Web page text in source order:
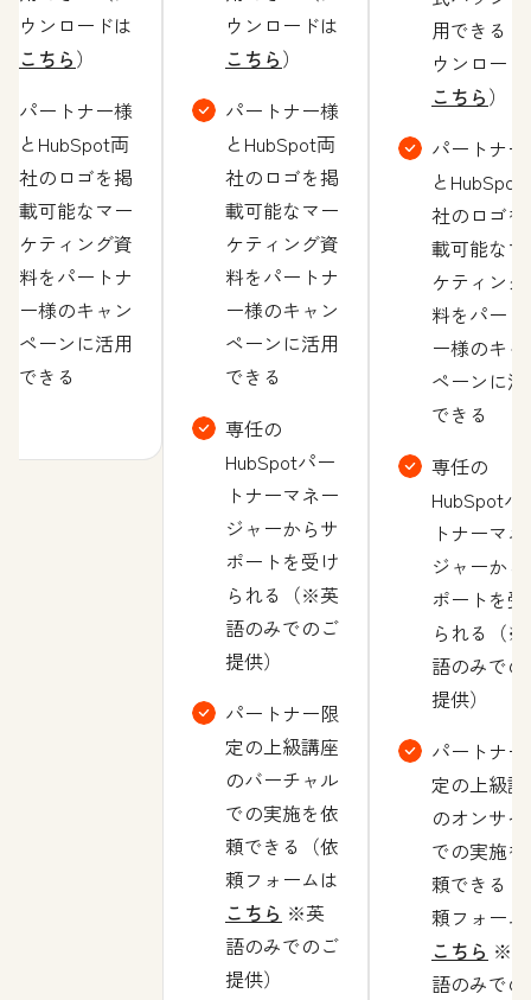
ウンロードは
こちら）
パートナー様
とHubSpot両
社のロゴを掲
載可能なマー
ケティング資
料をパートナ
ー様のキャン
ペーンに活用
できる
ウンロードは
こちら）
パートナー様
とHubSpot両
社のロゴを掲
載可能なマー
ケティング資
料をパートナ
ー様のキャン
ペーンに活用
できる
専任の
HubSpotパー
トナーマネー
ジャーからサ
ポートを受け
られる（※英
語のみでのご
提供）
パートナー限
定の上級講座
のバーチャル
での実施を依
頼できる（依
頼フォームは
こちら ※英
語のみでのご
提供）
用できる
ウンロー
こちら）
パートナ
とHubSpot
社のロゴ
載可能な
ケティン
料をパー
ー様のキ
ペーンに
できる
専任の
HubSpotパ
トナーマ
ジャーか
ポートを
られる（※
語のみで
提供）
パートナ
定の上級
のオンサ
での実施
頼できる
頼フォー
こちら ※英
語のみで